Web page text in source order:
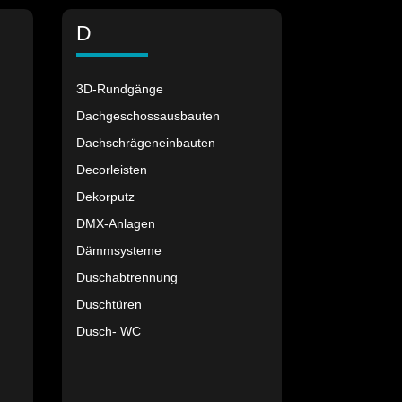
D
3D-Rundgänge
Dachgeschossausbauten
Dachschrägeneinbauten
Decorleisten
Dekorputz
DMX-Anlagen
Dämmsysteme
Duschabtrennung
Duschtüren
Dusch- WC